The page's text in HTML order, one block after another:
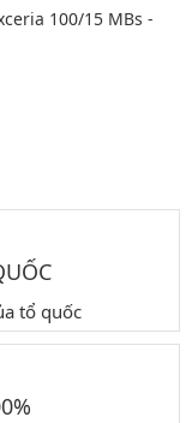
100/15 MBs -
tổ quốc